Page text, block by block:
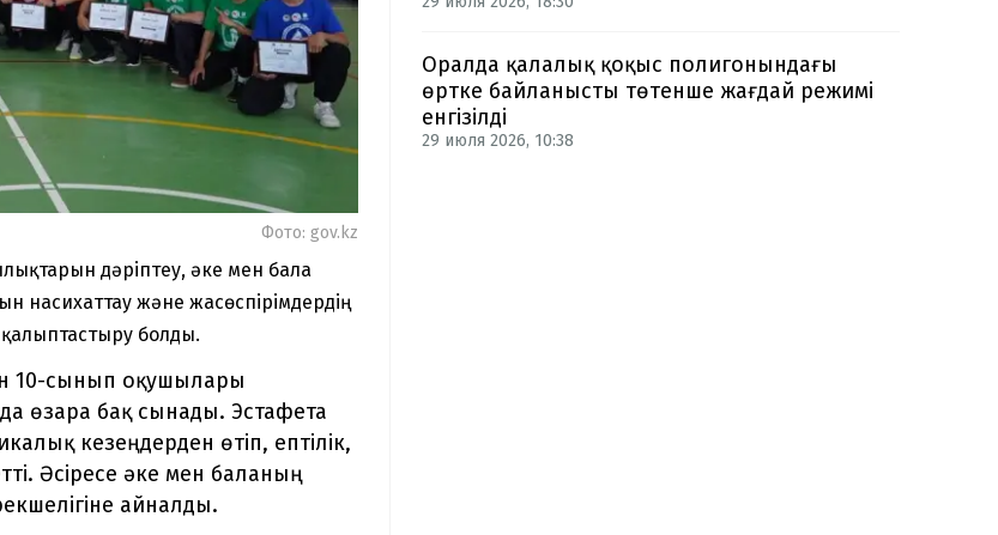
Фото: gov.kz
дәріптеу, әке мен бала
насихаттау және жасөспірімдердің
болды.
10-сынып оқушылары
өзара бақ сынады. Эстафета
кезеңдерден өтіп, ептілік,
Әсіресе әке мен баланың
айналды.
Оралда қалалық қоқыс полигонындағы
өртке байланысты төтенше жағдай режимі
енгізілді
29 июля 2026, 10:38